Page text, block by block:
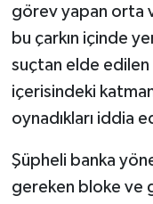
görev yapan orta
bu çarkın içinde
suçtan elde edilen
içerisindeki
oynadıkları iddia
Şüpheli banka
gereken bloke ve